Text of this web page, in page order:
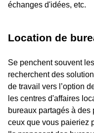
échanges d'idées, etc.
Location de
Se penchent souvent
recherchent des
de travail vers l’option
les centres d'affaires
bureaux partagés à
ceux que vous paieriez